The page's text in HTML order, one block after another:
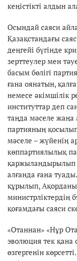
кеңістікті алдын
Осындай саяси
Қазақстандағы
деңгейі бүгінде
зерттеулер мен
басым бөлігі
ғана оянатын,
немесе әкімшілік
институттар деп
таңда мәселе жаңа
партияның
мәселе – жүйенің
көппартиялылық
қаржыландырылып
алғанда ғана
құрылып,
министрліктердің
қоғамдағы саяси
«Отаннан» «Нұр
эволюция тек
өзгергенін